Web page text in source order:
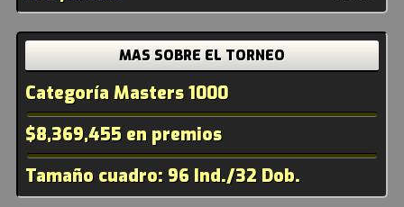
MAS SOBRE EL TORNEO
Categoría Masters 1000
$8,369,455 en premios
Tamaño cuadro: 96 Ind./32 Dob.